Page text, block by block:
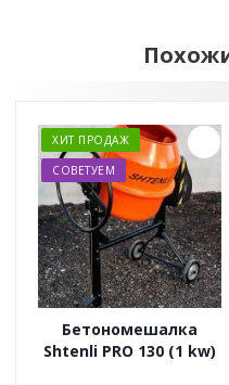
ХИТ ПРОДАЖ
СОВЕТУЕМ
Бетономешалка
Shtenli PRO 130 (1 kw)